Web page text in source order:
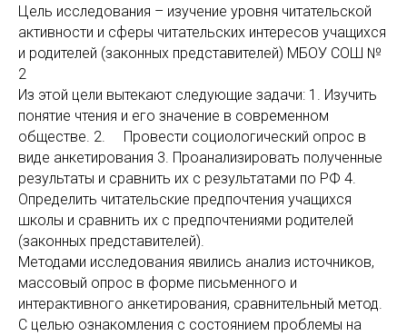
Цель исследования – изучение уровня читательской
активности и сферы читательских интересов учащихся
и родителей (законных представителей) МБОУ СОШ №
2
Из этой цели вытекают следующие задачи: 1. Изучить
понятие чтения и его значение в современном
обществе. 2. Провести социологический опрос в
виде анкетирования 3. Проанализировать полученные
результаты и сравнить их с результатами по РФ 4.
Определить читательские предпочтения учащихся
школы и сравнить их с предпочтениями родителей
(законных представителей).
Методами исследования явились анализ источников,
массовый опрос в форме письменного и
интерактивного анкетирования, сравнительный метод.
С целью ознакомления с состоянием проблемы на